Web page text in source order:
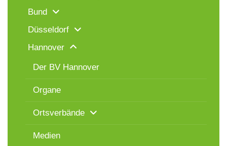
Bund
Düsseldorf
Hannover
Der BV Hannover
Organe
Ortsverbände
Medien